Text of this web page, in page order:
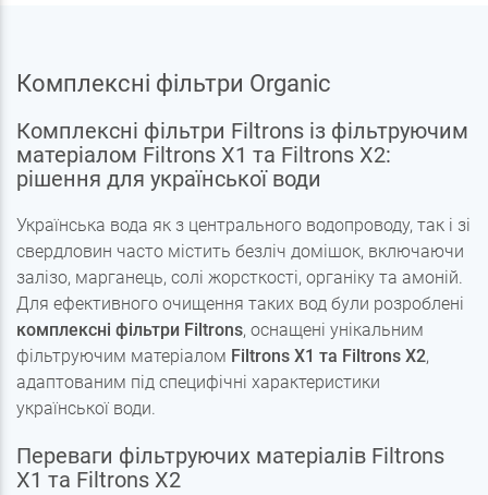
Комплексні фільтри Organic
Комплексні фільтри Filtrons із фільтруючим
матеріалом Filtrons X1 та Filtrons X2:
рішення для української води
Українська вода як з центрального водопроводу, так і зі
свердловин часто містить безліч домішок, включаючи
залізо, марганець, солі жорсткості, органіку та амоній.
Для ефективного очищення таких вод були розроблені
комплексні фільтри Filtrons, оснащені унікальним
фільтруючим матеріалом Filtrons X1 та Filtrons X2,
адаптованим під специфічні характеристики
української води.
Переваги фільтруючих матеріалів Filtrons
X1 та Filtrons X2